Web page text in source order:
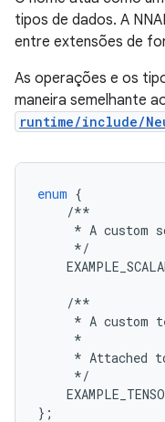
tipos de dados. A
entre extensões de
As operações e os
maneira semelhante
runtime/include/
enum {
/**
* A custom
*/
/**
* A custom
*
* Attached
*/
};